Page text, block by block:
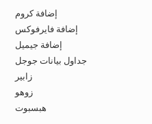
إضافة كروم
إضافة فايرفوكس
إضافة جيميل
جداول بيانات جوجل
زابير
زوهو
هبسبوت